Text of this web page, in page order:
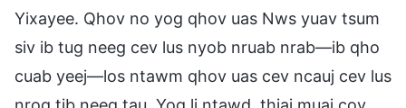
Yixayee. Qhov no yog qhov uas Nws yuav tsum
siv ib tug neeg cev lus nyob nruab nrab—ib qho
cuab yeej—los ntawm qhov uas cev ncauj cev lus